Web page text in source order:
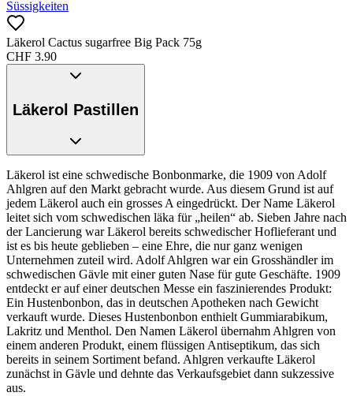
Süssigkeiten
Läkerol Cactus sugarfree Big Pack 75g
CHF 3.90
Läkerol Pastillen
Läkerol ist eine schwedische Bonbonmarke, die 1909 von Adolf
Ahlgren auf den Markt gebracht wurde. Aus diesem Grund ist auf
jedem Läkerol auch ein grosses A eingedrückt. DerName Läkerol
leitet sich vom schwedischen läka für „heilen“ ab. Sieben Jahre nach
der Lancierung warLäkerol bereits schwedischer Hoflieferant und
ist es bis heute geblieben – eine Ehre, die nur ganz wenigen
Unternehmen zuteil wird. Adolf Ahlgren war ein Grosshändler im
schwedischen Gävle mit einer guten Nase für gute Geschäfte. 1909
entdeckt er auf einer deutschen Messe ein faszinierendes Produkt:
Ein Hustenbonbon, das in deutschen Apotheken nach Gewicht
verkauft wurde. Dieses Hustenbonbon enthielt Gummiarabikum,
Lakritz und Menthol. Den Namen Läkerol übernahm Ahlgren von
einem anderen Produkt, einem flüssigen Antiseptikum, das sich
bereits in seinem Sortiment befand. Ahlgren verkaufte Läkerol
zunächst in Gävle und dehnte das Verkaufsgebiet dann sukzessive
aus.